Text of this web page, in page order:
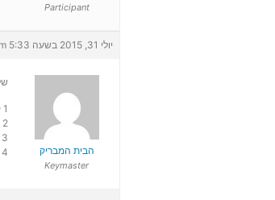
Participant
יולי 31, 2015 בשעה 5:33 pm
הבית המבריק
Keymaster
1 קודם כל מאחלים לך רפואה שלמה ובריאות !
2 אנו לא מספקים שירות של עוזרות בית בכלל
3 אנו לא נותנים שירות בכלל בשבת
4 אנו נמליץ לך לחפש עוזרת בית פרטית ברשת